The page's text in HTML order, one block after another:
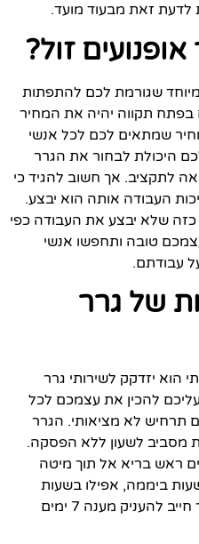
לדעת זאת מבעוד מועד.
זול?
שגורמת לכם להתפתות
בפתח תקווה יהיה את המחיר
שמתאים לכם לכל אנשי
היכולת לבחור את הגרר
לתקציב. אך חשוב להגיד כי
העבודה אותה הוא יבצע.
כזה שלא יבצע את העבודה כפי
טובה ותחפשו אנשי
עבודתם.
של גרר
יזדקק לשירותי גרר
להכין את עצמכם לכל
תרחיש לא מציאותי. הגרר
מסביב לשעון ללא הפסקה.
ראש בריא אל תוך מיטה
הוא אמור להיות זמין 24 שעות ביממה, אפילו בשעות
הלילה המאוחרות. בו בזמן הגרר חייב להעניק מענה 7 ימים